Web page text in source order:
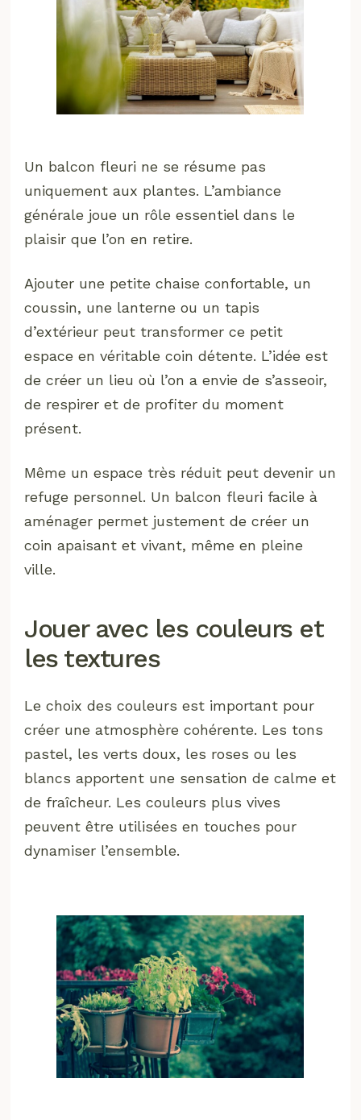
Un balcon fleuri ne se résume pas
uniquement aux plantes. L’ambiance
générale joue un rôle essentiel dans le
plaisir que l’on en retire.
Ajouter une petite chaise confortable, un
coussin, une lanterne ou un tapis
d’extérieur peut transformer ce petit
espace en véritable coin détente. L’idée est
de créer un lieu où l’on a envie de s’asseoir,
de respirer et de profiter du moment
présent.
Même un espace très réduit peut devenir un
refuge personnel. Un balcon fleuri facile à
aménager permet justement de créer un
coin apaisant et vivant, même en pleine
ville.
Jouer avec les couleurs et
les textures
Le choix des couleurs est important pour
créer une atmosphère cohérente. Les tons
pastel, les verts doux, les roses ou les
blancs apportent une sensation de calme et
de fraîcheur. Les couleurs plus vives
peuvent être utilisées en touches pour
dynamiser l’ensemble.